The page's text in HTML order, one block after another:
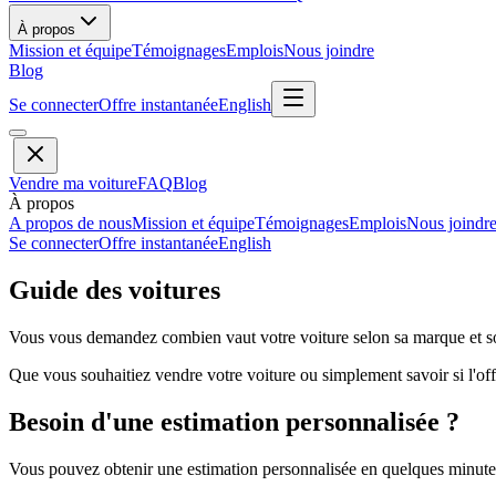
À propos
Mission et équipeTémoignagesEmploisNous joindre
Blog
Se connecterOffre instantanéeEnglish
Vendre ma voitureFAQBlog
À propos
A propos de nousMission et équipeTémoignagesEmploisNous joindre
Se connecterOffre instantanéeEnglish
Guide des voitures
Vous vous demandez combien vaut votre voiture selon sa marque et
Que vous souhaitiez vendre votre voiture ou simplement savoir si
Besoin d'une estimation personnalisée ?
Vous pouvez obtenir une estimation personnalisée en quelques